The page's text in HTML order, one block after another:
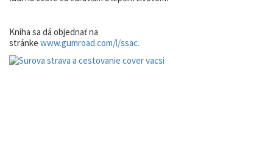
Kniha sa dá objednať na
stránke www.gumroad.com/l/ssac.